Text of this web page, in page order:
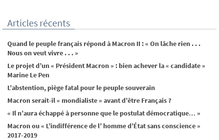
Articles récents
Quand le peuple français répond à Macron II : « On lâche rien . . .
Nous on veut vivre . . . »
Le projet d’un « Président Macron » : bien achever la « candidate »
Marine Le Pen
L’abstention, piège fatal pour le peuple souverain
Macron serait-il « mondialiste » avant d’être Français ?
« Il n’aura échappé à personne que le postulat démocratique… »
Macron ou « L’indifférence de l’ homme d’État sans conscience »
2017-2019